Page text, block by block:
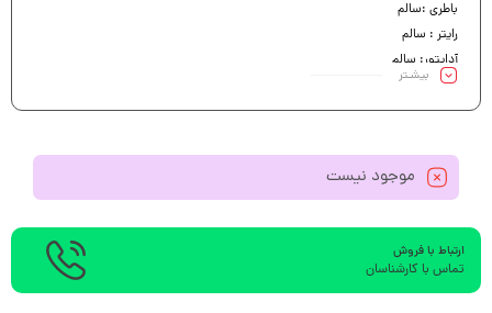
باطری :سالم
رایتر : سالم
آداپتور: سالم
کیبرد :سالم
بیشـتر
موجود نیست
ارتباط با فروش
تماس با کارشناسان